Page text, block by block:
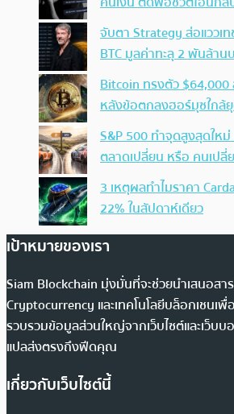
จับตา Strategy ส่อแววเ
BTC มูลค่าทะลุ 2 พันล้าน
Bitcoin ทรงตัว
หลังข้อตกลงฮอร์มุซใกล้
S&P 500 ทำจุดสูงสุดให
ตลาดเปลี่ยน หรือ คนเปลี่
3 เหตุผลทำไมราคา
22% ในสัปดาห์เดียว
เป้าหมายของเรา
Siam Blockchain มุ่งมั่นที่จะช่วยนำเสนอสา
Cryptocurrency และเทคโนโลยีบล็อกเชนเพื่
รวบรวมข้อมูลส่วนใหญ่จากเว็บไซต์และเว็บบ
แปลส่งตรงถึงฟีดคุณ
เกี่ยวกับเว็บไซต์นี้